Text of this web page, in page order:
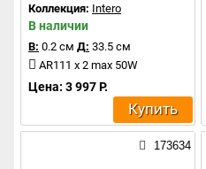
Коллекция: Intero
В наличии
В: 0.2 см Д: 33.5 см
AR111 x 2 max 50W
Цена: 3 997 Р.
Купить
173634